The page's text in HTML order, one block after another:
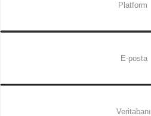
Platform
E-posta
Veritabanı